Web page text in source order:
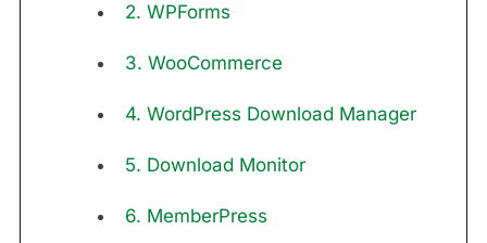
2. WPForms
3. WooCommerce
4. WordPress Download Manager
5. Download Monitor
6. MemberPress